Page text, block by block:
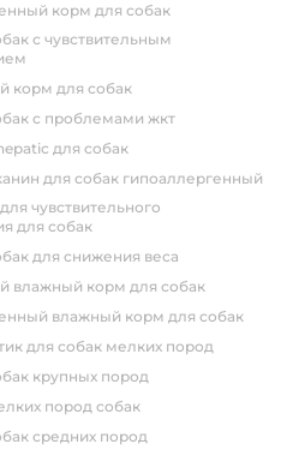
корм для собак
корм для собак
с проблемами жкт
для собак
для собак гипоаллергенный
для собак
для снижения веса
влажный корм для собак
влажный корм для собак
для собак мелких пород
крупных пород
пород собак
средних пород